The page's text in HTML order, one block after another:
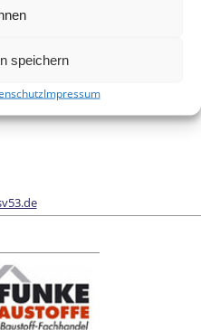
speichern
Impressum
Sportverein SSV53